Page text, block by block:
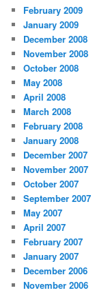
February 2009
January 2009
December 2008
November 2008
October 2008
May 2008
April 2008
March 2008
February 2008
January 2008
December 2007
November 2007
October 2007
September 2007
May 2007
April 2007
February 2007
January 2007
December 2006
November 2006